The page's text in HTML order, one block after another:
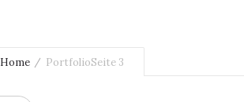
Home PortfolioSeite 3